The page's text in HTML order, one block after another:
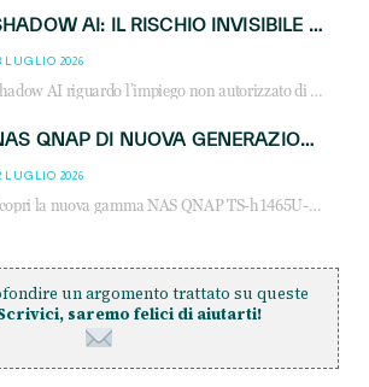
SHADOW AI: IL RISCHIO INVISIBILE CHE LE AZIENDE POSSONO GOVERNARE
LUGLIO 2026
Shadow AI riguardo l’impiego non autorizzato di sistemi AI all’interno dell’azienda. E’ una pratica che si diffonde a partire dai dipendenti fino ai dirigenti e mette a repentaglio la cybersecurity, con costi più elevati per le organizzazioni. Due recenti report illustrano il fenomeno e forniscono dati in merito
NAS QNAP DI NUOVA GENERAZIONE: PIÙ PRESTAZIONI, SCALABILITÀ E PROTEZIONE DEI DATI PER LE INFRASTRUTTURE IT MODERNE
LUGLIO 2026
Scopri la nuova gamma NAS QNAP TS-h1465U-RP, TS-h1065eU e TS-h665U: storage aziendale con ZFS, DDR5, E1.S NVMe e connettività 2.5GbE per backup, virtualizzazione e cybersecurity.
un argomento trattato su queste
saremo felici di aiutarti!